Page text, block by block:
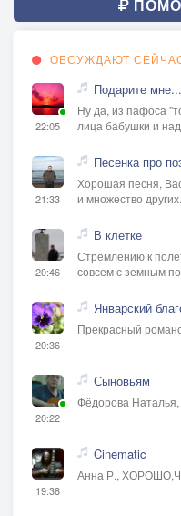
Рвал змею, а
Увидала и мать,
Как услышали
Сразу кинулись
Не успели:
Удивлялись орлы
Труп змеи мать-
А природа
ОБСУЖДАЮТ
22:05
Подарите мне...
Ну да, из пафоса
лица бабушки и
21:33
Песенка про
Хорошая песня,
и множество
20:46
В клетке
Стремлению к
совсем с земным
20:36
Январский
Прекрасный
20:22
Сыновьям
Фёдорова
19:38
Cinematic
Анна Р.,